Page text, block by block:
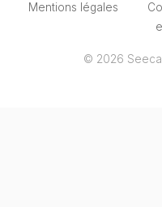
Mentions légales
© 2026